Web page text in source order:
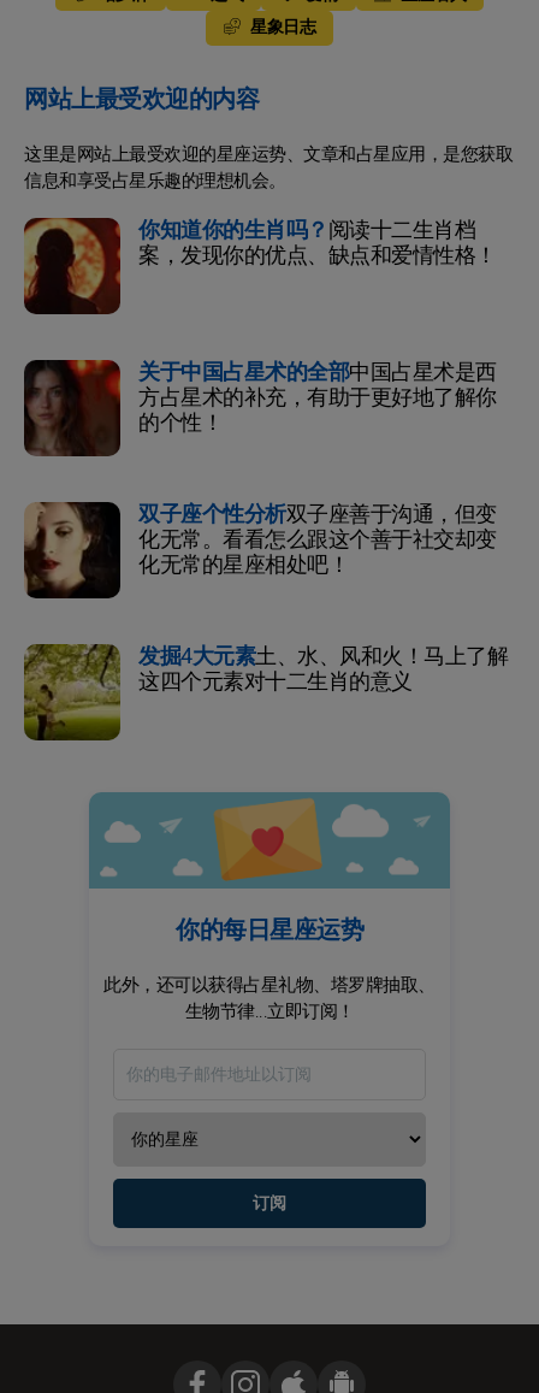
星象日志
网站上最受欢迎的内容
这里是网站上最受欢迎的星座运势、文章和占星应用，是您获取
信息和享受占星乐趣的理想机会。
你知道你的生肖吗？阅读十二生肖档
案，发现你的优点、缺点和爱情性格！
关于中国占星术的全部中国占星术是西
方占星术的补充，有助于更好地了解你
的个性！
双子座个性分析双子座善于沟通，但变
化无常。看看怎么跟这个善于社交却变
化无常的星座相处吧！
发掘4大元素土、水、风和火！马上了解
这四个元素对十二生肖的意义
你的每日星座运势
此外，还可以获得占星礼物、塔罗牌抽取、
生物节律...立即订阅！
订阅